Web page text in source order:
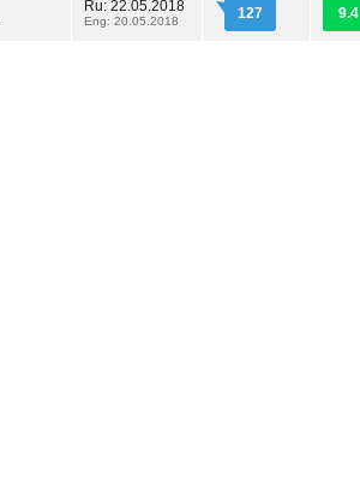
Ru: 22.05.2018
Eng: 20.05.2018 127 9.4